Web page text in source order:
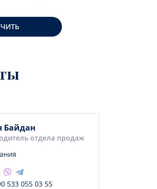
Байдан
отдела продаж
533 055 03 55